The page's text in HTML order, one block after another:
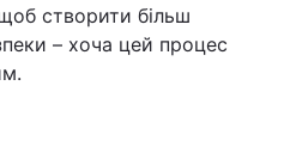
створити більш
– хоча цей процес